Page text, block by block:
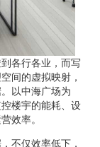
各行各业，而写
间的虚拟映射，
以中海广场为
楼宇的能耗、设
效率。
不仅效率低下，